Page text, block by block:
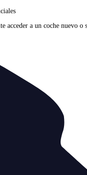
acceder a un coche nuevo